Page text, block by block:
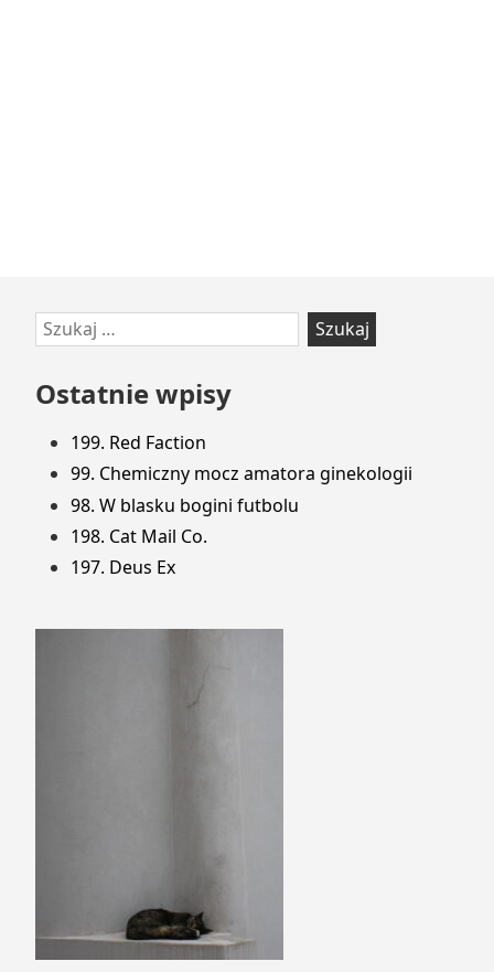
Przejdź
do
stopki
Szukaj:
Ostatnie wpisy
199. Red Faction
99. Chemiczny mocz amatora ginekologii
98. W blasku bogini futbolu
198. Cat Mail Co.
197. Deus Ex